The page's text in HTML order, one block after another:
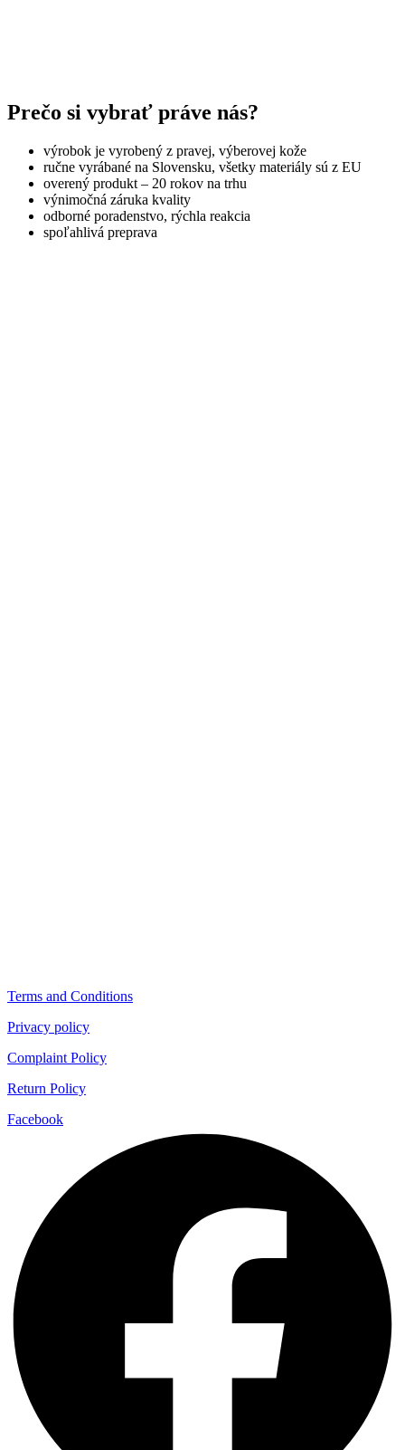
Prečo si vybrať práve nás?
výrobok je vyrobený z pravej, výberovej kože
ručne vyrábané na Slovensku, všetky materiály sú z EU
overený produkt – 20 rokov na trhu
výnimočná záruka kvality
odborné poradenstvo, rýchla reakcia
spoľahlivá preprava
Terms and Conditions
Privacy policy
Complaint Policy
Return Policy
Facebook